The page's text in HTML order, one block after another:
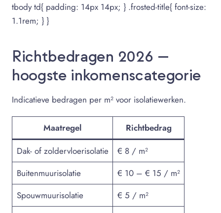
tbody td{ padding: 14px 14px; } .frosted-title{ font-size:
1.1rem; } }
Richtbedragen 2026 —
hoogste inkomenscategorie
Indicatieve bedragen per m² voor isolatiewerken.
Maatregel
Richtbedrag
Dak- of zoldervloerisolatie
€ 8 / m²
Buitenmuurisolatie
€ 10 – € 15 / m²
Spouwmuurisolatie
€ 5 / m²